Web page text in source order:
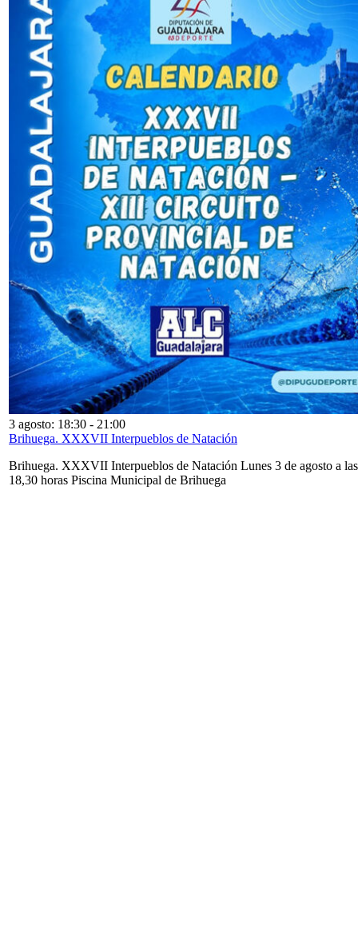
3 agosto: 18:30 - 21:00
Brihuega. XXXVII Interpueblos de Natación
Brihuega. XXXVII Interpueblos de Natación Lunes 3 de agosto a las
18,30 horas Piscina Municipal de Brihuega